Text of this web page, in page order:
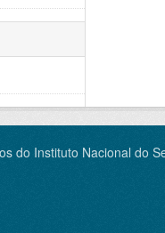
do Instituto Nacional do